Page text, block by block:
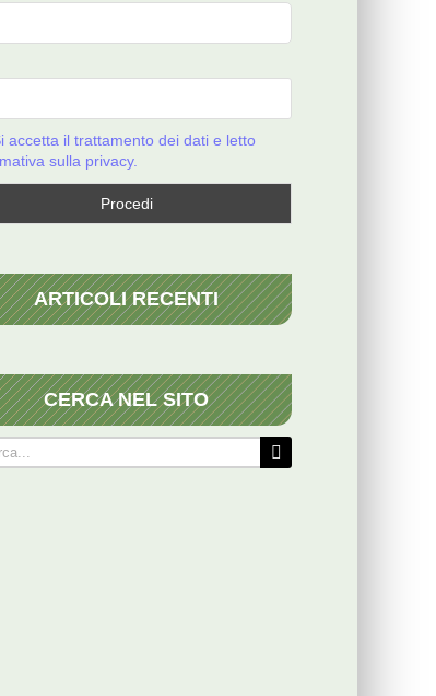
accetta il trattamento dei dati e letto
sulla privacy.
ARTICOLI RECENTI
CERCA NEL SITO